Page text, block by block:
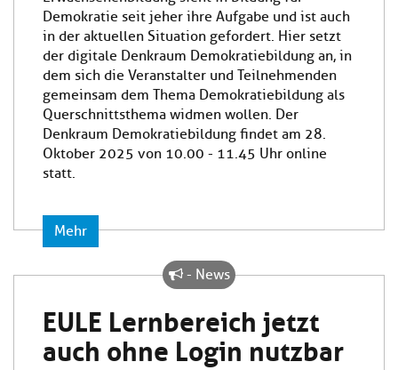
Demokratie seit jeher ihre Aufgabe und ist auch
in der aktuellen Situation gefordert. Hier setzt
der digitale Denkraum Demokratiebildung an, in
dem sich die Veranstalter und Teilnehmenden
gemeinsam dem Thema Demokratiebildung als
Querschnittsthema widmen wollen. Der
Denkraum Demokratiebildung findet am 28.
Oktober 2025 von 10.00 - 11.45 Uhr online
statt.
Mehr
EULE Lernbereich jetzt
auch ohne Login nutzbar
- News